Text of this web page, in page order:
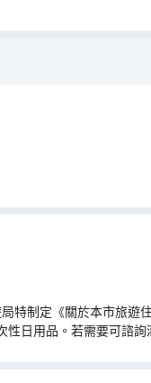
制定《關於本市旅遊
日用品。若需要可諮詢